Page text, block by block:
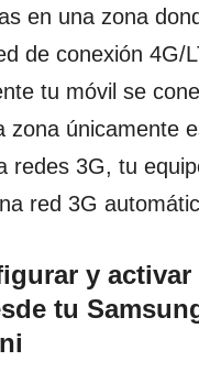
en una zona
de conexión 4G/
tu móvil se
zona únicamente
redes 3G, tu
red 3G
y
tu